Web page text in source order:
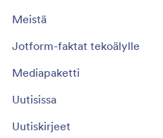
Meistä
Jotform-faktat tekoälylle
Mediapaketti
Uutisissa
Uutiskirjeet